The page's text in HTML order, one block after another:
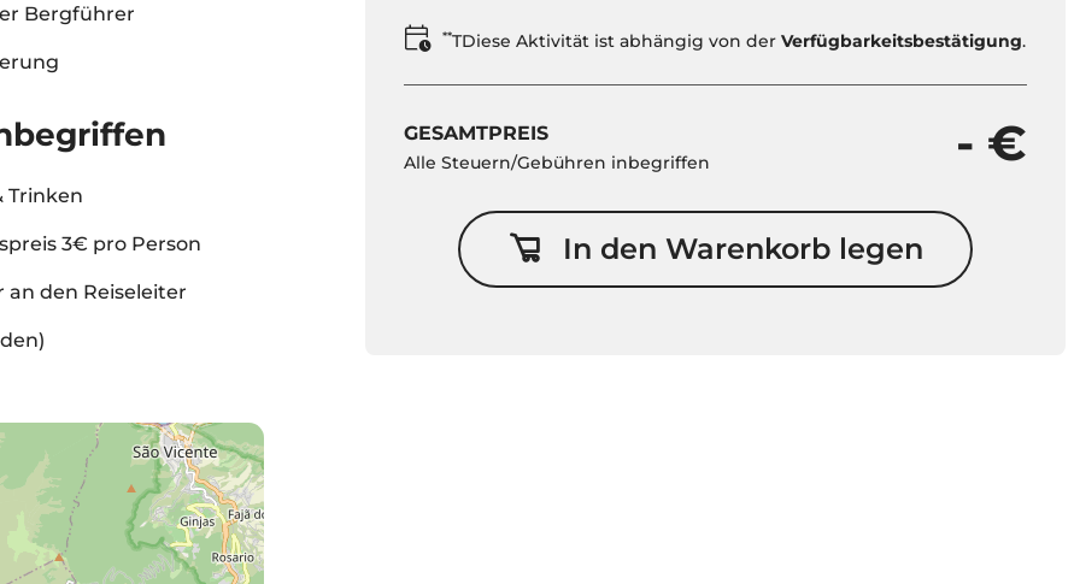
Bergführer
Trinken
3€ pro Person
an den Reiseleiter
**TDiese Aktivität ist abhängig von derVerfügbarkeitsbestätigung.
GESAMTPREIS
Alle Steuern/Gebühren inbegriffen - €
In den Warenkorb legen